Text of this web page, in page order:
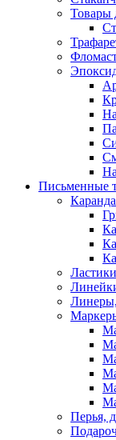
Товары
Письменные
Перья,